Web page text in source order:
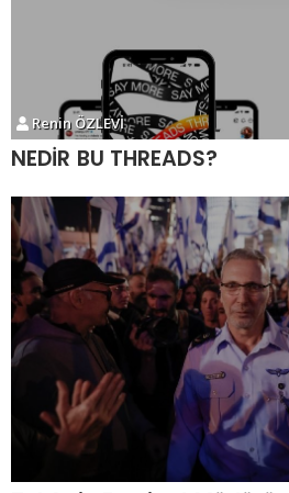
Renin ÖZLEVİ
NEDİR BU THREADS?